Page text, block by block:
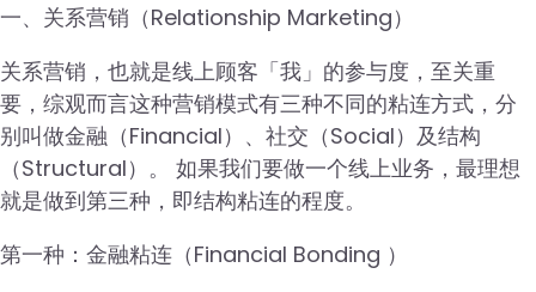
一、关系营销（Relationship Marketing）
关系营销，也就是线上顾客「我」的参与度，至关重
要，综观而言这种营销模式有三种不同的粘连方式，分
别叫做金融（Financial）、社交（Social）及结构
（Structural）。 如果我们要做一个线上业务，最理想
就是做到第三种，即结构粘连的程度。
第一种：金融粘连（Financial Bonding ）